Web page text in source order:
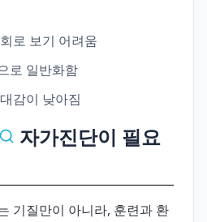
로 보기 어려움
로 일반화함
감이 낮아짐
자가진단이 필요
기질만이 아니라, 훈련과 환